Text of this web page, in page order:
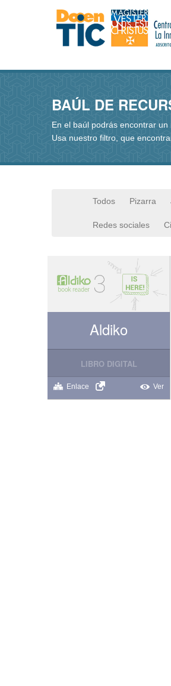
BAÚL DE
En el baúl podrás encontrar
Usa nuestro filtro, que
Todos Pizarra
Redes sociales
Aldiko
LIBRO DIGITAL
Enlace Ver